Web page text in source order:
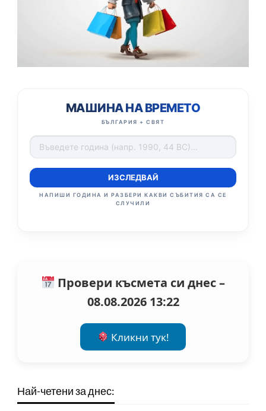
МАШИНА НА ВРЕМЕТО
БЪЛГАРИЯ + СВЯТ
ИЗСЛЕДВАЙ
НАПИШИ ГОДИНА И РАЗБЕРИ КАКВИ СЪБИТИЯ СА СЕ
СЛУЧИЛИ
Провери късмета си днес –
08.08.2026 13:22
Кликни тук!
Най-четени за днес: